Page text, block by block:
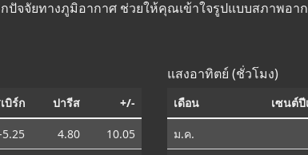
ปัจจัยทางภูมิอากาศ ช่วยให้คุณเข้าใจรูปแบบสภาพอ
บิร์ก ปารีส +/-
4.80
10.05
แสงอาทิตย์ (ชั่วโมง)
เดือน เซนต์ปี
ม.ค.